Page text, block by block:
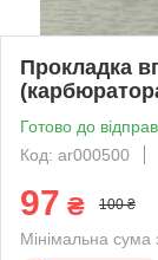
Прокладка
Готово до
Код: ar000500
97 ₴ 100 ₴
Мінімальна